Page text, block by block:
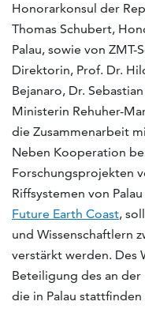
Honorarkonsul der
Thomas Schubert,
Palau, sowie von
Direktorin, Prof. Dr.
Bejanaro, Dr.
Ministerin Rehuher-
die Zusammenarbeit
Neben Kooperation
Forschungsprojekten
Riffsystemen von
Future Earth Coast,
und Wissenschaftlern
verstärkt werden. Des
Beteiligung des an der
die in Palau stattfinden